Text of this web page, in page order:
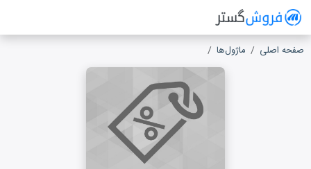
سیستم مدیریت فروش آنلاین
صفحه اصلی ماژول‌ها